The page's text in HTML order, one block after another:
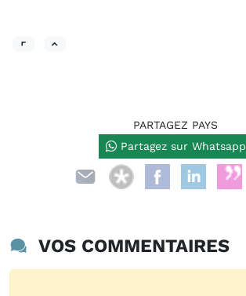
PARTAGEZ PAYS
Partagez sur Whatsapp
VOS COMMENTAIRES